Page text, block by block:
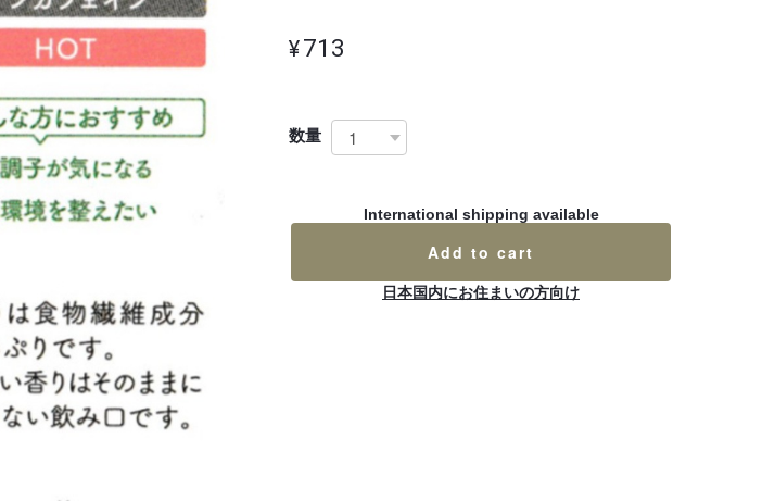
¥713
数量
International shipping available
Add to cart
日本国内にお住まいの方向け